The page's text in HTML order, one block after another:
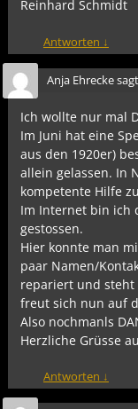
Reinhard Schmidt
Antworten ↓
Anja Ehrecke
Ich wollte nur mal
Im Juni hat eine
aus den 1920er)
allein gelassen. In
kompetente Hilfe
Im Internet bin ich
gestossen.
Hier konnte man
paar Namen/
repariert und steht
freut sich nun auf
Also nochmanls
Herzliche Grüsse
Antworten ↓